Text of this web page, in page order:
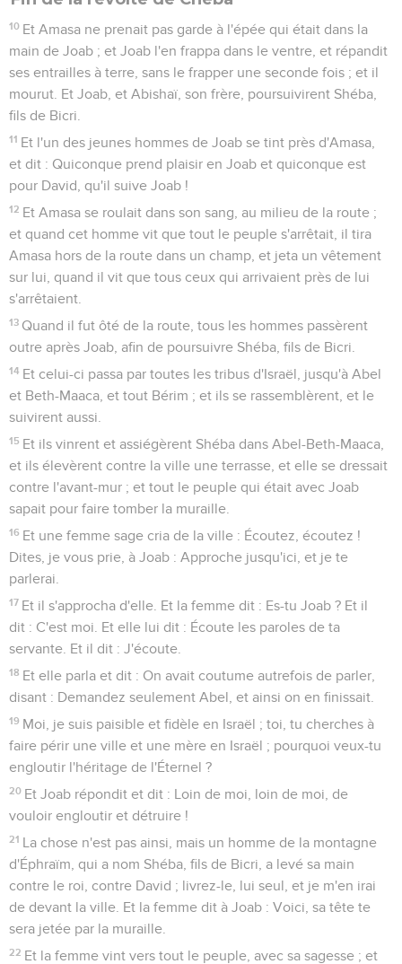
10 Et Amasa ne prenait pas garde à l'épée qui était dans la
main de Joab ; et Joab l'en frappa dans le ventre, et répandit
ses entrailles à terre, sans le frapper une seconde fois ; et il
mourut. Et Joab, et Abishaï, son frère, poursuivirent Shéba,
fils de Bicri.
11 Et l'un des jeunes hommes de Joab se tint près d'Amasa,
et dit : Quiconque prend plaisir en Joab et quiconque est
pour David, qu'il suive Joab !
12 Et Amasa se roulait dans son sang, au milieu de la route ;
et quand cet homme vit que tout le peuple s'arrêtait, il tira
Amasa hors de la route dans un champ, et jeta un vêtement
sur lui, quand il vit que tous ceux qui arrivaient près de lui
s'arrêtaient.
13 Quand il fut ôté de la route, tous les hommes passèrent
outre après Joab, afin de poursuivre Shéba, fils de Bicri.
14 Et celui-ci passa par toutes les tribus d'Israël, jusqu'à Abel
et Beth-Maaca, et tout Bérim ; et ils se rassemblèrent, et le
suivirent aussi.
15 Et ils vinrent et assiégèrent Shéba dans Abel-Beth-Maaca,
et ils élevèrent contre la ville une terrasse, et elle se dressait
contre l'avant-mur ; et tout le peuple qui était avec Joab
sapait pour faire tomber la muraille.
16 Et une femme sage cria de la ville : Écoutez, écoutez !
Dites, je vous prie, à Joab : Approche jusqu'ici, et je te
parlerai.
17 Et il s'approcha d'elle. Et la femme dit : Es-tu Joab ? Et il
dit : C'est moi. Et elle lui dit : Écoute les paroles de ta
servante. Et il dit : J'écoute.
18 Et elle parla et dit : On avait coutume autrefois de parler,
disant : Demandez seulement Abel, et ainsi on en finissait.
19 Moi, je suis paisible et fidèle en Israël ; toi, tu cherches à
faire périr une ville et une mère en Israël ; pourquoi veux-tu
engloutir l'héritage de l'Éternel ?
20 Et Joab répondit et dit : Loin de moi, loin de moi, de
vouloir engloutir et détruire !
21 La chose n'est pas ainsi, mais un homme de la montagne
d'Éphraïm, qui a nom Shéba, fils de Bicri, a levé sa main
contre le roi, contre David ; livrez-le, lui seul, et je m'en irai
de devant la ville. Et la femme dit à Joab : Voici, sa tête te
sera jetée par la muraille.
22 Et la femme vint vers tout le peuple, avec sa sagesse ; et